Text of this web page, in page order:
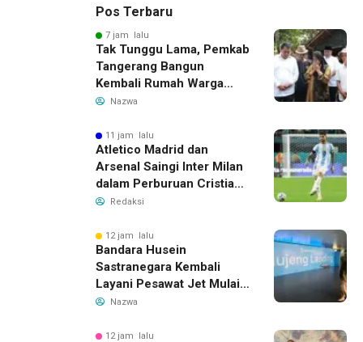
Pos Terbaru
7 jam lalu
Tak Tunggu Lama, Pemkab
Tangerang Bangun
Kembali Rumah Warga
yang Roboh Akibat Puting
Nazwa
11 jam lalu
Atletico Madrid dan
Arsenal Saingi Inter Milan
dalam Perburuan Cristian
Romero, Transfer Bek
Redaksi
12 jam lalu
Bandara Husein
Sastranegara Kembali
Layani Pesawat Jet Mulai
14 Agustus 2026, Garuda
Bandung-Denpasar
Nazwa
12 jam lalu